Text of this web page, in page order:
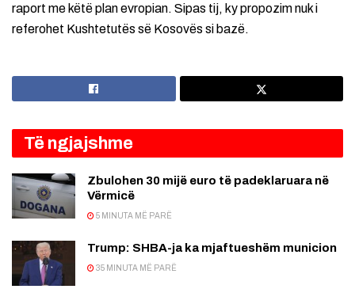
raport me këtë plan evropian. Sipas tij, ky propozim nuk i
referohet Kushtetutës së Kosovës si bazë.
Të ngjajshme
Zbulohen 30 mijë euro të padeklaruara në
Vërmicë
5 MINUTA MË PARË
Trump: SHBA-ja ka mjaftueshëm municion
35 MINUTA MË PARË